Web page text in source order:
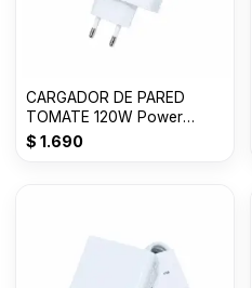
CARGADOR DE PARED
TOMATE 120W Power
adapter Suit USB T-CH018
$ 1.690